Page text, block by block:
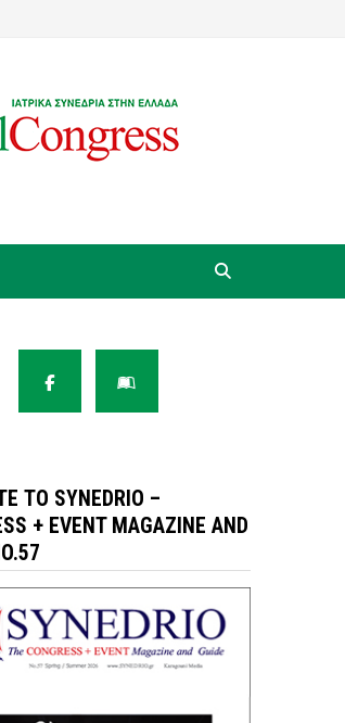
ΤΟ SYNEDRIO –
+ EVENT MAGAZINE AND